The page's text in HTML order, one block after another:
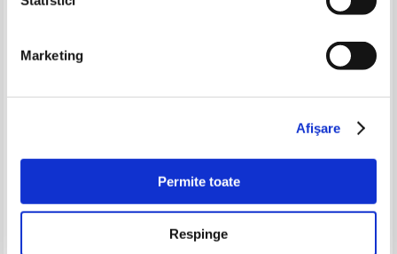
Marketing
Afişare
Permite toate
Respinge
Pret:
imposibila (2 volume)